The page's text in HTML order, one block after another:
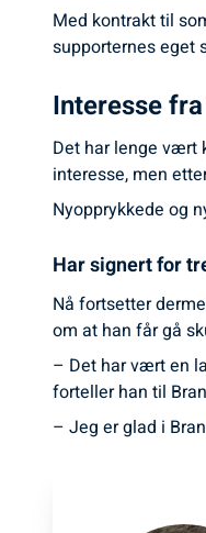
Med kontrakt til
supporternes eget
Interesse
Det har lenge vært
interesse, men
Nyopprykkede og
Har signert for
Nå fortsetter
om at han får gå
– Det har vært en
forteller han til
– Jeg er glad i